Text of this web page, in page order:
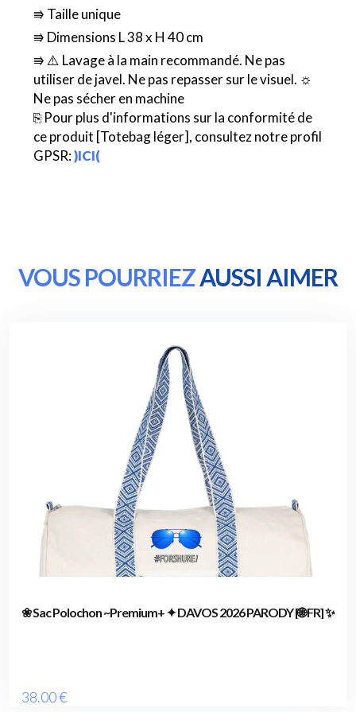
⭆ Taille unique
⭆ Dimensions L 38 x H 40 cm
⭆ ⚠️ Lavage à la main recommandé. Ne pas
utiliser de javel. Ne pas repasser sur le visuel. ☼
Ne pas sécher en machine
⎘ Pour plus d'informations sur la conformité de
ce produit [Totebag léger], consultez notre profil
GPSR:)ICI(
VOUS POURRIEZAUSSI AIMER
❀ Sac Polochon ~Premium+ ✦ DAVOS 2026 PARODY [🌐 FR] ✨
38.00€